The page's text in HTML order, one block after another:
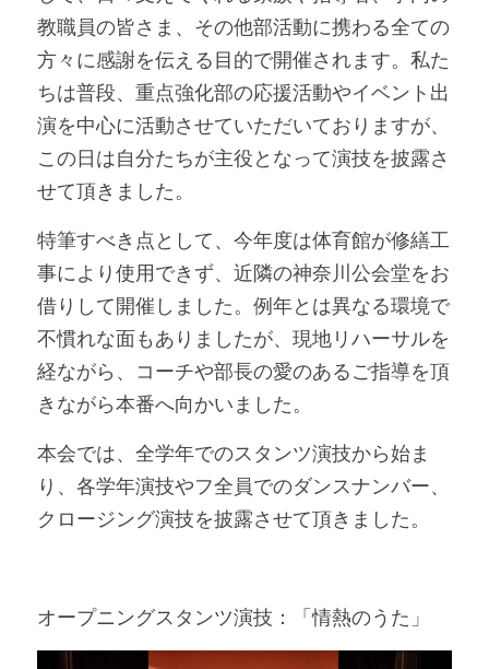
教職員の皆さま、その他部活動に携わる全ての
方々に感謝を伝える目的で開催されます。私た
ちは普段、重点強化部の応援活動やイベント出
演を中心に活動させていただいておりますが、
この日は自分たちが主役となって演技を披露さ
せて頂きました。
特筆すべき点として、今年度は体育館が修繕工
事により使用できず、近隣の神奈川公会堂をお
借りして開催しました。 例年とは異なる環境で
不慣れな面もありましたが、現地リハーサルを
経ながら、コーチや部長の愛のあるご指導を頂
きながら本番へ向かいました。
本会では、全学年でのスタンツ演技から始ま
り、各学年演技やフ全員でのダンスナンバー、
クロージング演技を披露させて頂きました。
オープニングスタンツ演技：「情熱のうた」